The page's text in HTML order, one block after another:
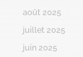
août 2025
juillet 2025
juin 2025